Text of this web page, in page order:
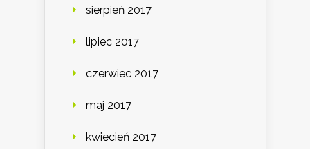
sierpień 2017
lipiec 2017
czerwiec 2017
maj 2017
kwiecień 2017